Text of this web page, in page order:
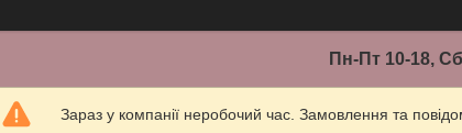
Пн-Пт 10-18,
Зараз у компанії неробочий час. Замовлення та